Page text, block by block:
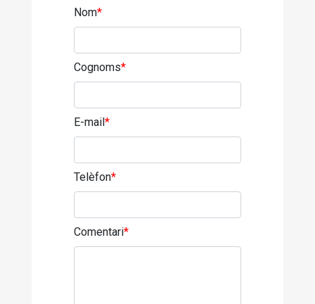
Nom*
Cognoms*
E-mail*
Telèfon*
Comentari*